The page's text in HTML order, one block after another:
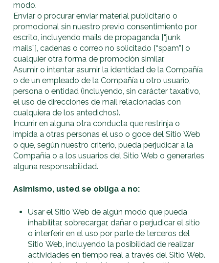
modo.
Enviar o procurar enviar material publicitario o
promocional sin nuestro previo consentimiento por
escrito, incluyendo mails de propaganda [“junk
mails”], cadenas o correo no solicitado [“spam”] o
cualquier otra forma de promoción similar.
Asumir o intentar asumir la identidad de la Compañía
o de un empleado de la Compañía u otro usuario,
persona o entidad (incluyendo, sin carácter taxativo,
el uso de direcciones de mail relacionadas con
cualquiera de los antedichos).
Incurrir en alguna otra conducta que restrinja o
impida a otras personas el uso o goce del Sitio Web
o que, según nuestro criterio, pueda perjudicar a la
Compañía o a los usuarios del Sitio Web o generarles
alguna responsabilidad.
Asimismo, usted se obliga a no:
Usar el Sitio Web de algún modo que pueda
inhabilitar, sobrecargar, dañar o perjudicar el sitio
o interferir en el uso por parte de terceros del
Sitio Web, incluyendo la posibilidad de realizar
actividades en tiempo real a través del Sitio Web.